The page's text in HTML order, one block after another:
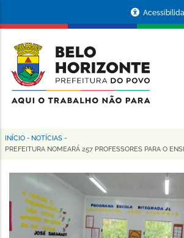
conteúdo
principal
da
Prefeitura
de
Horizonte
Trilha
navegação
INÍCIO - NOTÍCIAS -
PREFEITURA NOMEARÁ 257 PROFESSORES PARA O